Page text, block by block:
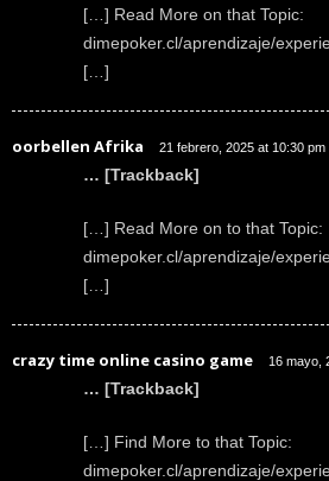
[…] Read More on that Topic:
dimepoker.cl/aprendizaje/
[…]
oorbellen Afrika 21 febrero, 2025 at 10:30 pm
… [Trackback]
[…] Read More on to that Topic:
dimepoker.cl/aprendizaje/
[…]
crazy time online casino game 16 mayo,
… [Trackback]
[…] Find More to that Topic:
dimepoker.cl/aprendizaje/